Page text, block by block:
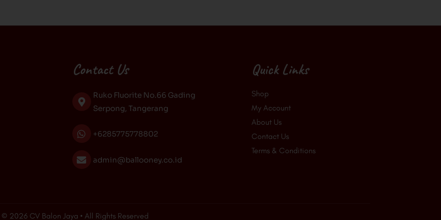
Contact Us
Ruko Fluorite No.66 Gading
Serpong, Tangerang
+6285775778802
admin@ballooney.co.id
Quick Links
Shop
My Account
About Us
Contact Us
Terms & Conditions
© 2026 CV Balon Jaya • All Rights Reserved